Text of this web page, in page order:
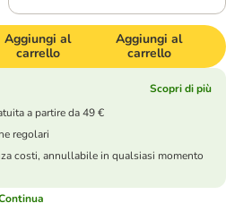
Aggiungi al
carrello
Aggiungi al
carrello
Scopri di più
a partire da 49 €
regolari
costi, annullabile in qualsiasi momento